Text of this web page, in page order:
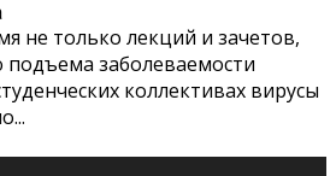
не только лекций и зачетов,
заболеваемости
коллективах вирусы
...